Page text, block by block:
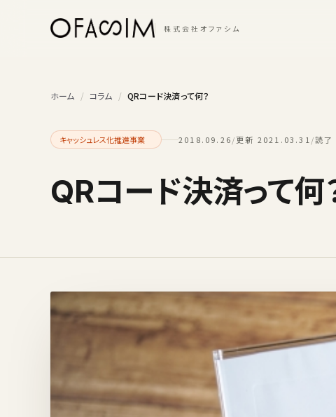
株式会社オファシム
ホーム / コラム / QRコード決済って何？
キャッシュレス化推進事業 2018.09.26/更新 2021.03.31 /読了
QRコード決済って何